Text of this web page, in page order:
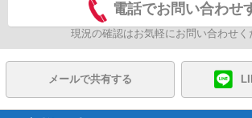
電話でお問い合わせ
現況の確認はお気軽にお問い合わせく
メールで共有する